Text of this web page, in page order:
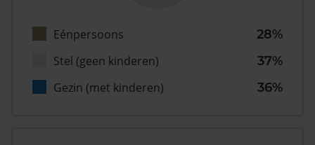
Eénpersoons
28%
Stel (geen kinderen)
37%
Gezin (met kinderen)
36%